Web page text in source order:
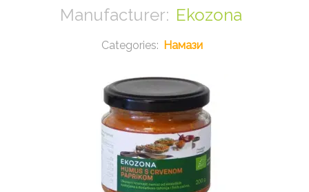
Ekozona
Намази